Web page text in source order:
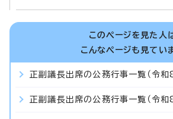
このページを見た人
こんなページも見てい
正副議長出席の公務行事一覧（令和
正副議長出席の公務行事一覧（令和